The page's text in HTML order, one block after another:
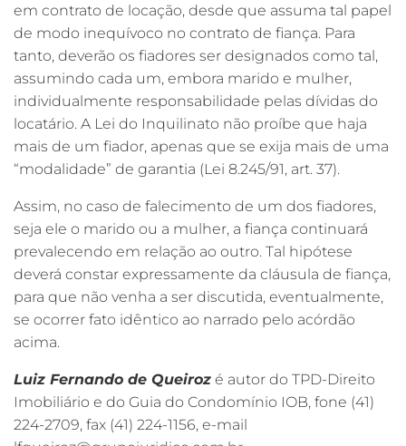
em contrato de locação, desde que assuma tal papel
de modo inequívoco no contrato de fiança. Para
tanto, deverão os fiadores ser designados como tal,
assumindo cada um, embora marido e mulher,
individualmente responsabilidade pelas dívidas do
locatário. A Lei do Inquilinato não proíbe que haja
mais de um fiador, apenas que se exija mais de uma
“modalidade” de garantia (Lei 8.245/91, art. 37).
Assim, no caso de falecimento de um dos fiadores,
seja ele o marido ou a mulher, a fiança continuará
prevalecendo em relação ao outro. Tal hipótese
deverá constar expressamente da cláusula de fiança,
para que não venha a ser discutida, eventualmente,
se ocorrer fato idêntico ao narrado pelo acórdão
acima.
Luiz Fernando de Queiroz é autor do TPD-Direito
Imobiliário e do Guia do Condomínio IOB, fone (41)
224-2709, fax (41) 224-1156, e-mail